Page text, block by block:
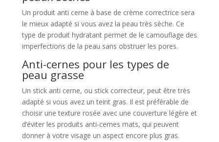
Un produit anti cerne à base de crème correctrice sera
le mieux adapté si vous avez la peau très sèche. Ce
type de produit hydratant permet de le camouflage des
imperfections de la peau sans obstruer les pores.
Anti-cernes pour les types de
peau grasse
Un stick anti cerne, ou stick correcteur, peut être très
adapté si vous avez un teint gras. Il est préférable de
choisir une texture rosée avec une couverture légère et
d’éviter les produits anti-cernes mats, qui peuvent
donner à votre visage un aspect encore plus gras.